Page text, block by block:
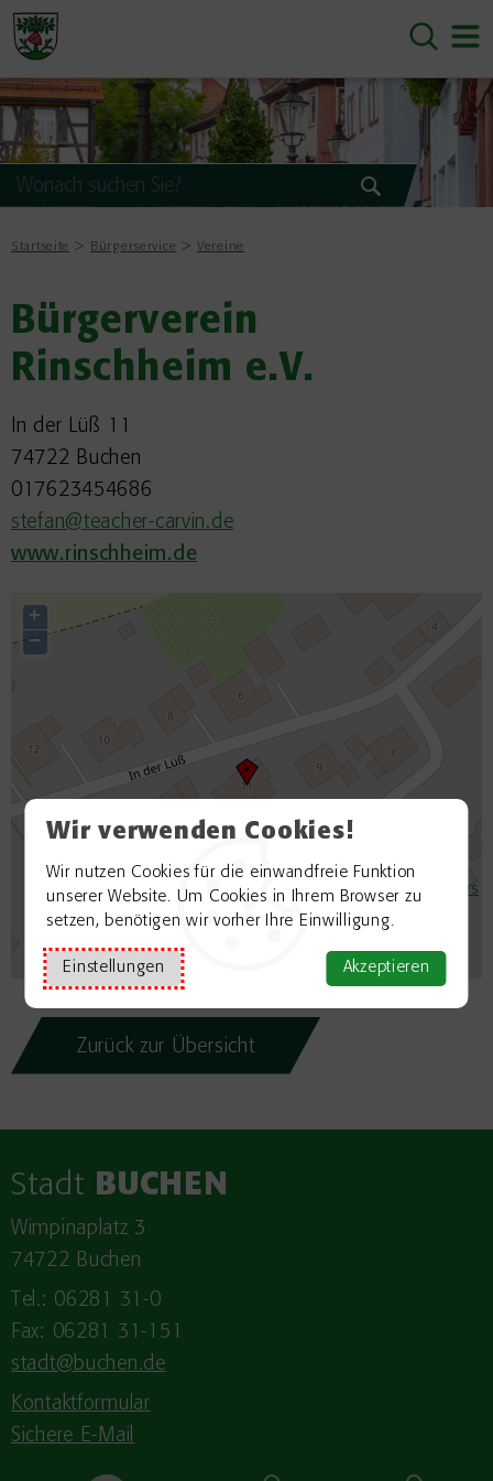
Wir verwenden Cookies!
Wir nutzen Cookies für die einwandfreie Funktion
unserer Website. Um Cookies in Ihrem Browser zu
setzen, benötigen wir vorher Ihre Einwilligung.
Einstellungen Akzeptieren
Startseite Bürgerservice Vereine
Bürgerverein
Rinschheim e.V.
In der Lüß 11
74722 Buchen
017623454686
stefan@teacher-carvin.de
www.rinschheim.de
+
−
© OpenStreetMap contributors
Zurück zur Übersicht
Stadt BUCHEN
Wimpinaplatz 3
74722 Buchen
Tel.: 06281 31-0
Fax: 06281 31-151
stadt@buchen.de
Kontaktformular
Sichere E-Mail